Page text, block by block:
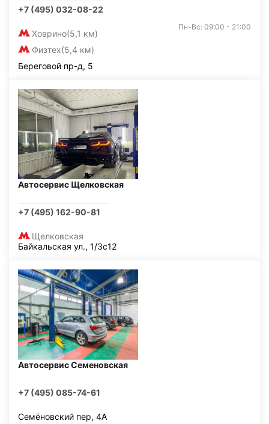
+7 (495) 032-08-22
Ховрино(5,1 км)
Физтех(5,4 км)
Пн-Вс: 09:00 - 21:00
Береговой пр-д, 5
Автосервис Щелковская
+7 (495) 162-90-81
Щелковская
Байкальская ул., 1/3с12
Автосервис Семеновская
+7 (495) 085-74-61
Семёновский пер, 4А